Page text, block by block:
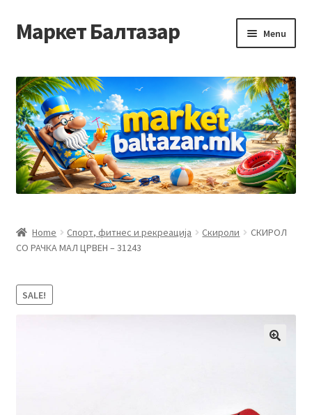
Skip
to
Skip
to
Маркет Балтазар Menu
Checkout
Homepage
Privacy Policy
Контакт
Корисничка подршка
Home Спорт, фитнес и рекреација Скироли
СКИРОЛ
СО РАЧКА МАЛ ЦРВЕН – 31243
SALE!